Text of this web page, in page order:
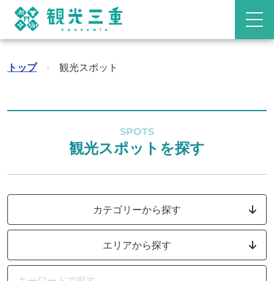
トップ › 観光スポット
SPOTS
観光スポットを探す
カテゴリーから探す
エリアから探す